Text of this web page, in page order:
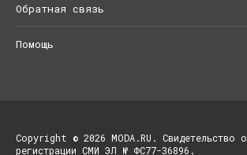
Обратная связь
Помощь
Copyright © 2026 MODA.RU. Свидетельство о
регистрации СМИ ЭЛ № ФС77-36896.